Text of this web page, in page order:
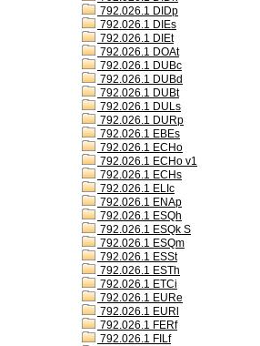
792.026.1 DIDp
792.026.1 DIEs
792.026.1 DIEt
792.026.1 DOAt
792.026.1 DUBc
792.026.1 DUBd
792.026.1 DUBt
792.026.1 DULs
792.026.1 DURp
792.026.1 EBEs
792.026.1 ECHo
792.026.1 ECHo v1
792.026.1 ECHs
792.026.1 ELIc
792.026.1 ENAp
792.026.1 ESQh
792.026.1 ESQk S
792.026.1 ESQm
792.026.1 ESSt
792.026.1 ESTh
792.026.1 ETCi
792.026.1 EURe
792.026.1 EURl
792.026.1 FERf
792.026.1 FILf